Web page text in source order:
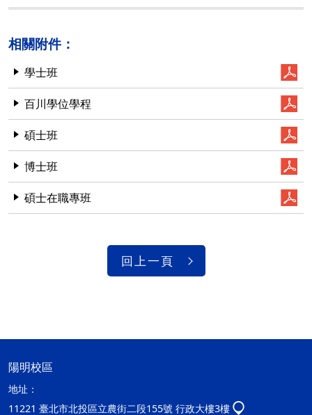
相關附件：
學士班
百川學位學程
碩士班
博士班
碩士在職專班
回上一頁
陽明校區
地址：
11221 臺北市北投區立農街二段155號 行政大樓3樓